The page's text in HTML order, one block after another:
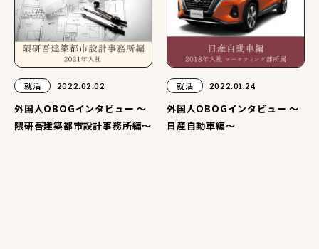
就活 2022.02.02
外国人OBOGインタビュー ～
隈研吾建築都市設計事務所編～
就活 2022.01.24
外国人OBOGインタビュー ～
日産自動車編～